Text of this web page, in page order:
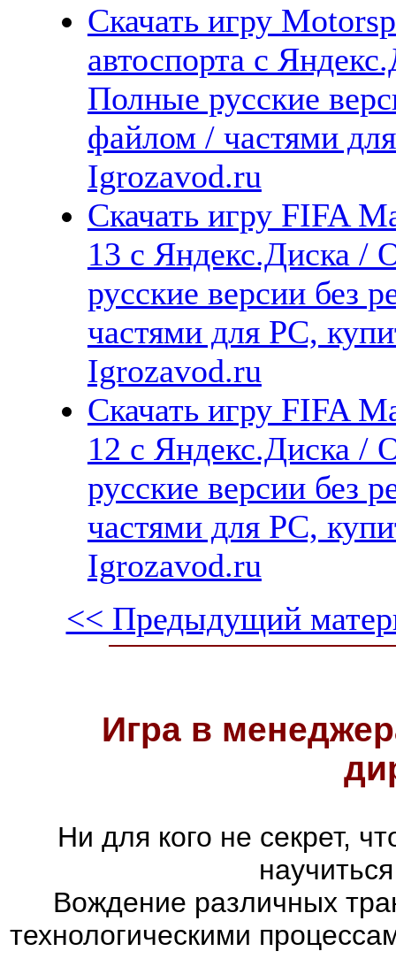
Скачать игру
автоспорта с
Полные русские
файлом / частями
Igrozavod.ru
Скачать игру FIFA
13 с Яндекс.Диска /
русские версии без
частями для PC,
Igrozavod.ru
Скачать игру FIFA
12 с Яндекс.Диска /
русские версии без
частями для PC,
Igrozavod.ru
<< Предыдущий
Игра в
Ни для кого не секрет,
Вождение различных
технологическими